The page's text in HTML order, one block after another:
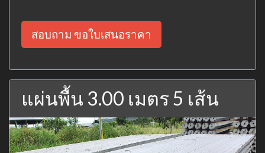
สอบถาม ขอใบเสนอราคา
แผ่นพื้น 3.00 เมตร 5 เส้น